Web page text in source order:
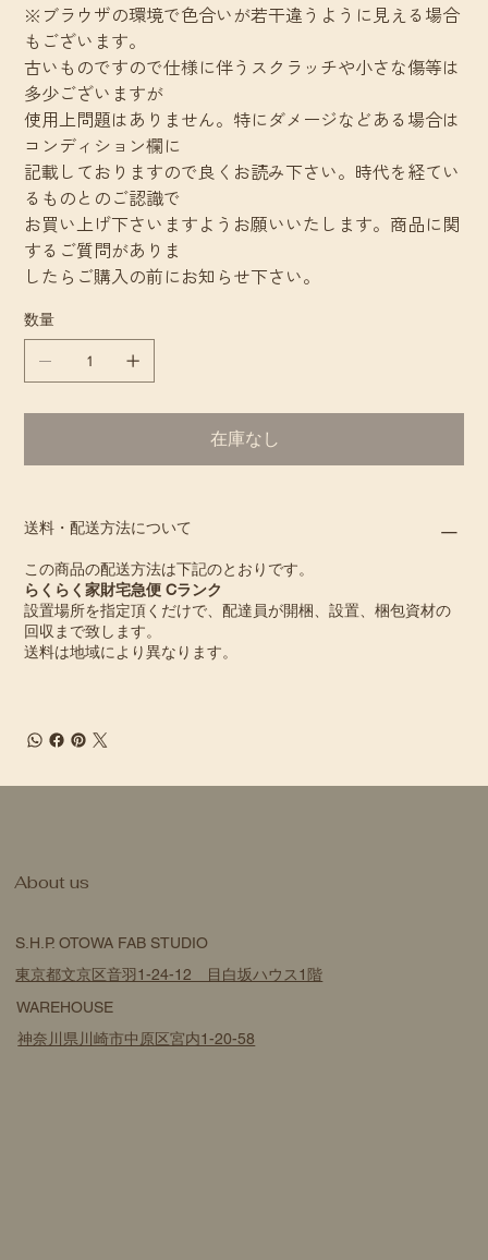
※ブラウザの環境で色合いが若干違うように見える場合
もございます。
古いものですので仕様に伴うスクラッチや小さな傷等は
多少ございますが
使用上問題はありません。特にダメージなどある場合は
コンディション欄に
記載しておりますので良くお読み下さい。時代を経てい
るものとのご認識で
お買い上げ下さいますようお願いいたします。商品に関
するご質問がありま
したらご購入の前にお知らせ下さい。
数量
在庫なし
送料・配送方法について
この商品の配送方法は下記のとおりです。
らくらく家財宅急便 Cランク
設置場所を指定頂くだけで、配達員が開梱、設置、梱包資材の
回収まで致します。
送料は地域により異なります。
S.H.P. OTOWA FAB STUDIO
東京都文京区音羽1-24-12 目白坂ハウス1階
WAREHOUSE
神奈川県川崎市中原区宮内1-20-58
​About us